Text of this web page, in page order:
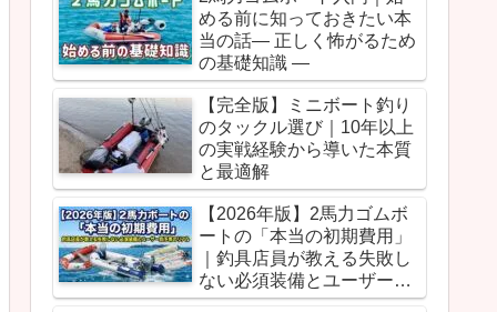
める前に知っておきたい本
当の話― 正しく怖がるため
の基礎知識 ―
【完全版】ミニボート釣り
のタックル選び｜10年以上
の実戦経験から導いた本質
と最適解
【2026年版】2馬力ゴムボ
ートの「本当の初期費用」
｜釣具店員が教える失敗し
ない必須装備とユーザー別
予算のリアル